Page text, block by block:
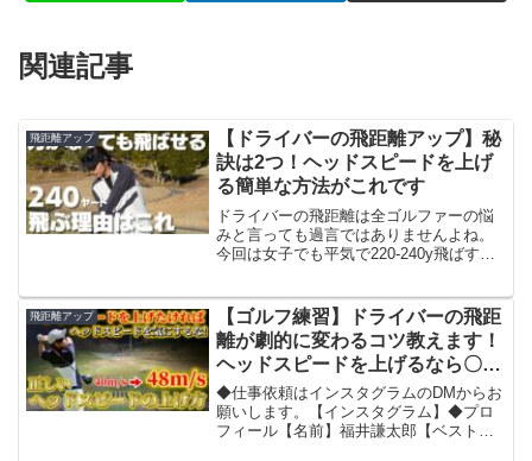
関連記事
飛距離アップ
【ドライバーの飛距離アップ】秘
訣は2つ！ヘッドスピードを上げ
る簡単な方法がこれです
ドライバーの飛距離は全ゴルファーの悩
みと言っても過言ではありませんよね。
今回は女子でも平気で220-240y飛ばす
なので是非お試しください。また教えて
ほしいことをコ...
飛距離アップ
【ゴルフ練習】ドライバーの飛距
離が劇的に変わるコツ教えます！
ヘッドスピードを上げるなら〇〇
だけはしてはいけない！？
◆仕事依頼はインスタグラムのDMからお
願いします。【インスタグラム】◆プロ
フィール【名前】福井謙太郎【ベストス